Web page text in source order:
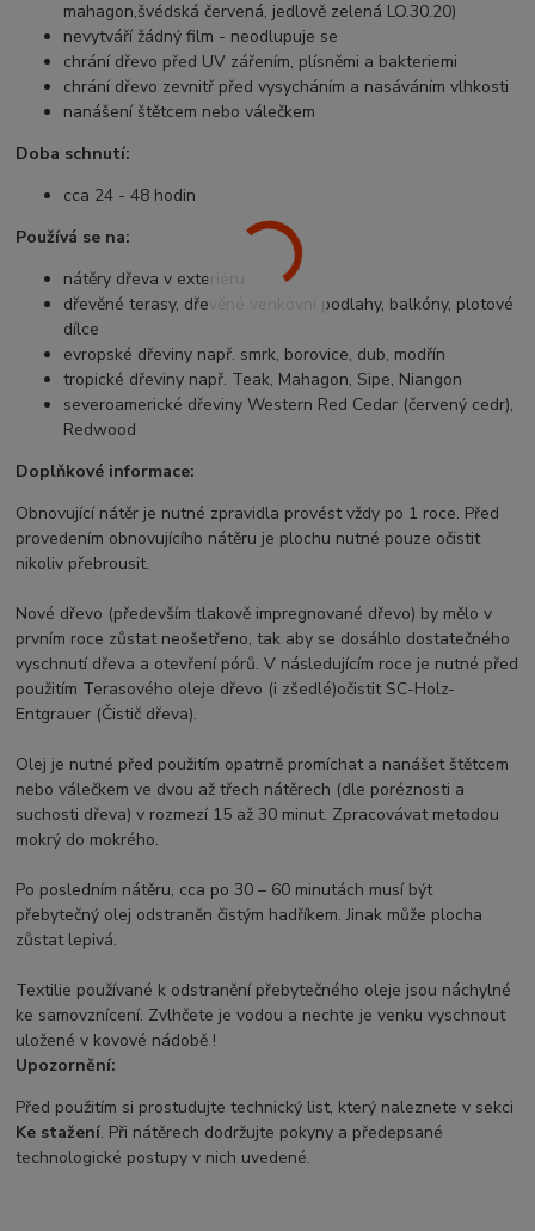
mahagon,švédská červená, jedlově zelená LO.30.20)
nevytváří žádný film - neodlupuje se
chrání dřevo před UV zářením, plísněmi a bakteriemi
chrání dřevo zevnitř před vysycháním a nasáváním vlhkosti
nanášení štětcem nebo válečkem
Doba schnutí:
cca 24 - 48 hodin
Používá se na:
nátěry dřeva v exteriéru
dřevěné terasy, dřevěné venkovní podlahy, balkóny, plotové
dílce
evropské dřeviny např. smrk, borovice, dub, modřín
tropické dřeviny např. Teak, Mahagon, Sipe, Niangon
severoamerické dřeviny Western Red Cedar (červený cedr),
Redwood
Doplňkové informace:
Obnovující nátěr je nutné zpravidla provést vždy po 1 roce. Před
provedením obnovujícího nátěru je plochu nutné pouze očistit
nikoliv přebrousit.
Nové dřevo (především tlakově impregnované dřevo) by mělo v
prvním roce zůstat neošetřeno, tak aby se dosáhlo dostatečného
vyschnutí dřeva a otevření pórů. V následujícím roce je nutné před
použitím Terasového oleje dřevo (i zšedlé)očistit SC-Holz-
Entgrauer (Čistič dřeva).
Olej je nutné před použitím opatrně promíchat a nanášet štětcem
nebo válečkem ve dvou až třech nátěrech (dle poréznosti a
suchosti dřeva) v rozmezí 15 až 30 minut. Zpracovávat metodou
mokrý do mokrého.
Po posledním nátěru, cca po 30 – 60 minutách musí být
přebytečný olej odstraněn čistým hadříkem. Jinak může plocha
zůstat lepivá.
Textilie používané k odstranění přebytečného oleje jsou náchylné
ke samovznícení. Zvlhčete je vodou a nechte je venku vyschnout
uložené v kovové nádobě !
Upozornění:
Před použitím si prostudujte technický list, který naleznete v sekci
Ke stažení. Při nátěrech dodržujte pokyny a předepsané
technologické postupy v nich uvedené.